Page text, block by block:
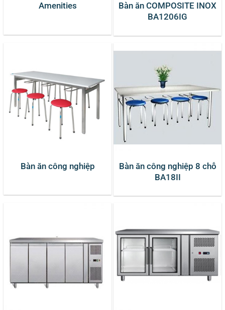
Amenities
Bàn ăn COMPOSITE INOX
BA1206IG
Bàn ăn công nghiệp
Bàn ăn công nghiệp 8 chỗ
BA18II